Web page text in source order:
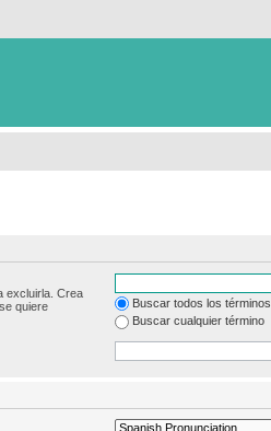
excluirla. Crea
quiere
Buscar todos los términos
Buscar cualquier término